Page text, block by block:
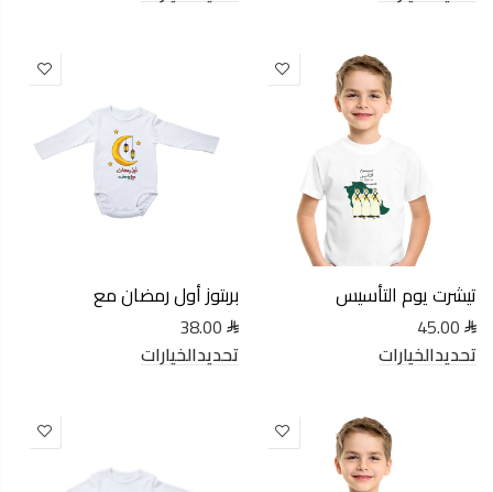
تيشرت يوم التأسيس
45.00
تحديدالخيارات
بربتوز أول رمضان مع
38.00
تحديدالخيارات